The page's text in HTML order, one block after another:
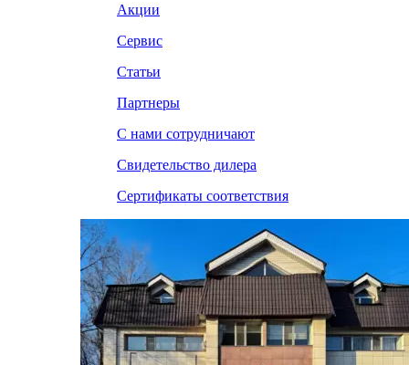
Акции
Сервис
Статьи
Партнеры
С нами сотрудничают
Свидетельство дилера
Сертификаты соответствия